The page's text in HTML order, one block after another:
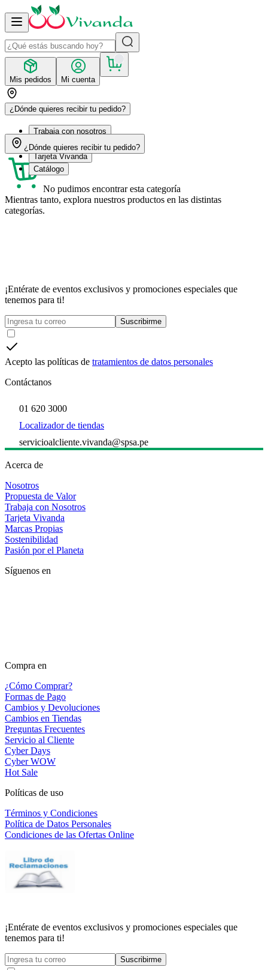
Mis pedidos Mi cuenta
¿Dónde quieres recibir tu pedido?
Trabaja con nosotros
Recetas
Tarjeta Vivanda
Catálogo
¿Dónde quieres recibir tu pedido?
No pudimos encontrar esta categoría
Mientras tanto, explora nuestros productos en las distintas
categorías.
¡Entérate de eventos exclusivos y promociones especiales que
tenemos para ti!
Suscribirme
Acepto las políticas de tratamientos de datos personales
Contáctanos
01 620 3000
Localizador de tiendas
servicioalcliente.vivanda@spsa.pe
Acerca de
Nosotros
Propuesta de Valor
Trabaja con Nosotros
Tarjeta Vivanda
Marcas Propias
Sostenibilidad
Pasión por el Planeta
Síguenos en
Compra en
¿Cómo Comprar?
Formas de Pago
Cambios y Devoluciones
Cambios en Tiendas
Preguntas Frecuentes
Servicio al Cliente
Cyber Days
Cyber WOW
Hot Sale
Políticas de uso
Términos y Condiciones
Política de Datos Personales
Condiciones de las Ofertas Online
¡Entérate de eventos exclusivos y promociones especiales que
tenemos para ti!
Suscribirme